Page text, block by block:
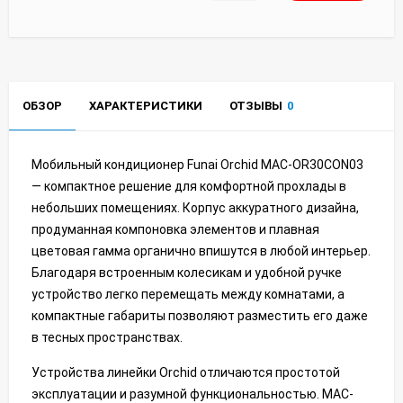
ОБЗОР ХАРАКТЕРИСТИКИ ОТЗЫВЫ 0
Мобильный кондиционер Funai Orchid MAC-OR30CON03
— компактное решение для комфортной прохлады в
небольших помещениях. Корпус аккуратного дизайна,
продуманная компоновка элементов и плавная
цветовая гамма органично впишутся в любой интерьер.
Благодаря встроенным колесикам и удобной ручке
устройство легко перемещать между комнатами, а
компактные габариты позволяют разместить его даже
в тесных пространствах.
Устройства линейки Orchid отличаются простотой
эксплуатации и разумной функциональностью. MAC-